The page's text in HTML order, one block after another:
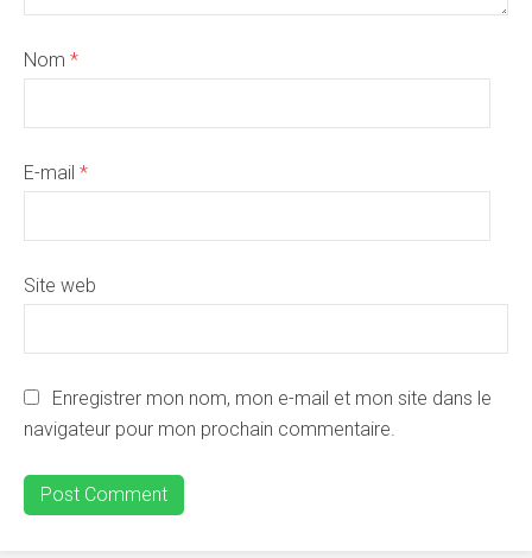
Nom *
E-mail *
Site web
Enregistrer mon nom, mon e-mail et mon site dans le
navigateur pour mon prochain commentaire.